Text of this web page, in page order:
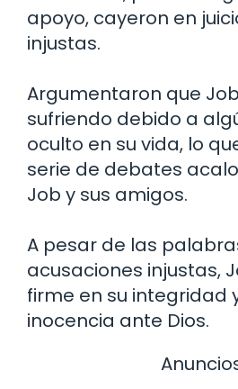
apoyo, cayeron en
injustas.
Argumentaron que
sufriendo debido a
oculto en su vida, lo
serie de debates
Job y sus amigos.
A pesar de las
acusaciones injustas,
firme en su integridad
inocencia ante Dios.